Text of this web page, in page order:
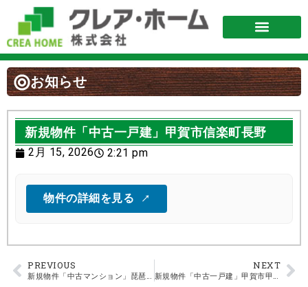
お知らせ
新規物件「中古一戸建」甲賀市信楽町長野
2月 15, 2026 2:21 pm
物件の詳細を見る
PREVIOUS
新規物件「中古マンション」琵琶湖アーバンリゾートⅢ番館
NEXT
新規物件「中古一戸建」甲賀市甲賀町